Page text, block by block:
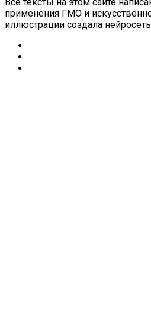
применения ГМО и
иллюстрации создала